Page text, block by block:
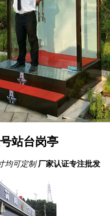
站台岗亭
均可定制 厂家认证专注批发